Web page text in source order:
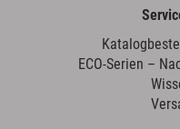
ECO-Serien –